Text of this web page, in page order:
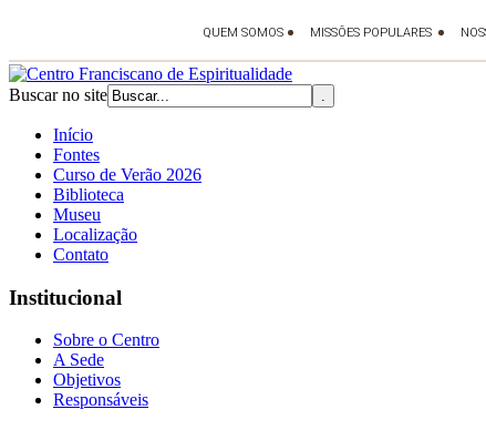
Buscar no site
Início
Fontes
Curso de Verão 2026
Biblioteca
Museu
Localização
Contato
Institucional
Sobre o Centro
A Sede
Objetivos
Responsáveis